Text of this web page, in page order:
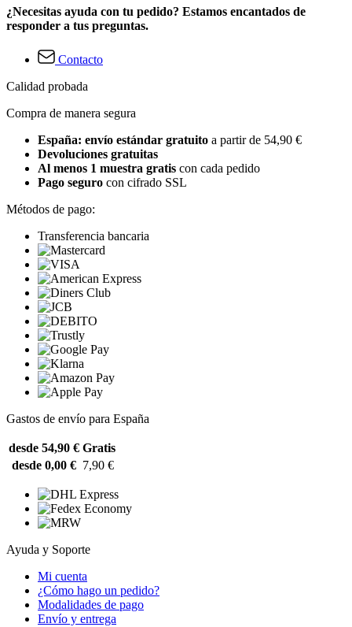
¿Necesitas ayuda con tu pedido? Estamos encantados de
responder a tus preguntas.
Contacto
Calidad probada
Compra de manera segura
España: envío estándar gratuito a partir de 54,90 €
Devoluciones gratuitas
Al menos 1 muestra gratis con cada pedido
Pago seguro con cifrado SSL
Métodos de pago:
Transferencia bancaria
Gastos de envío para España
desde 54,90 € Gratis
desde 0,00 € 7,90 €
Ayuda y Soporte
Mi cuenta
¿Cómo hago un pedido?
Modalidades de pago
Envío y entrega